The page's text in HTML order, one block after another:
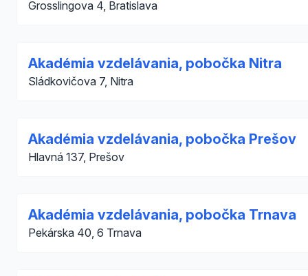
Grosslingova 4, Bratislava
Akadémia vzdelávania, pobočka Nitra
Sládkovičova 7, Nitra
Akadémia vzdelávania, pobočka Prešov
Hlavná 137, Prešov
Akadémia vzdelávania, pobočka Trnava
Pekárska 40, 6 Trnava